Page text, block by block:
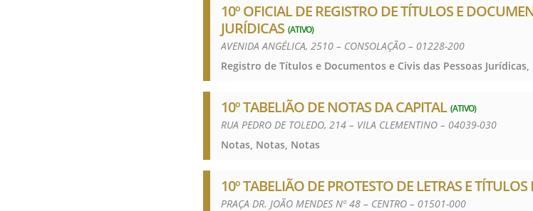
10º OFICIAL DE REGISTRO DE TÍTULOS E
JURÍDICAS (ATIVO)
AVENIDA ANGÉLICA, 2510 – CONSOLAÇÃO – 01228-200
10º TABELIÃO DE NOTAS DA CAPITAL (ATIVO)
RUA PEDRO DE TOLEDO, 214 – VILA CLEMENTINO – 04039-030
Notas, Notas, Notas
10º TABELIÃO DE PROTESTO DE LETRAS E
PRAÇA DR. JOÃO MENDES Nº 48 – CENTRO – 01501-000